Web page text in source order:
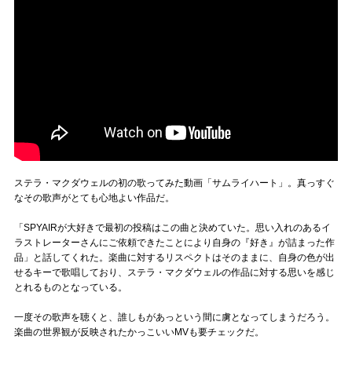
ステラ・マクダウェルの初の歌ってみた動画「サムライハート」。真っすぐ
なその歌声がとても心地よい作品だ。
「SPYAIRが大好きで最初の投稿はこの曲と決めていた。思い入れのあるイ
ラストレーターさんにご依頼できたことにより自身の『好き』が詰まった作
品」と話してくれた。楽曲に対するリスペクトはそのままに、自身の色が出
せるキーで歌唱しており、ステラ・マクダウェルの作品に対する思いを感じ
とれるものとなっている。
一度その歌声を聴くと、誰しもがあっという間に虜となってしまうだろう。
楽曲の世界観が反映されたかっこいいMVも要チェックだ。